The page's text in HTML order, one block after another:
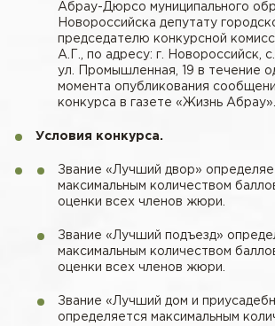
Абрау-Дюрсо муниципального
Новороссийска депутату
председателю конкурсной
А.Г., по адресу: г. Новороссийск,
ул. Промышленная, 19 в течение
момента опубликования
конкурса в газете «Жизнь Абрау».
Условия конкурса.
Звание «Лучший двор»
максимальным количеством
оценки всех членов жюри.
Звание «Лучший подъезд»
максимальным количеством
оценки всех членов жюри.
Звание «Лучший дом и
определяется максимальным